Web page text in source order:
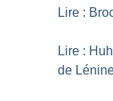
Lire :
Lire :
de